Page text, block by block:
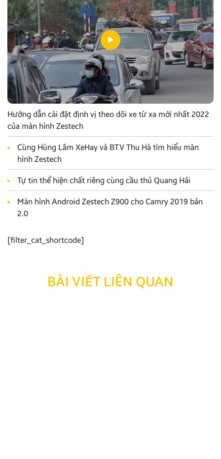
Hướng dẫn cài đặt định vị theo dõi xe từ xa mới nhất 2022
của màn hình Zestech
Cùng Hùng Lâm XeHay và BTV Thu Hà tìm hiểu màn
hình Zestech
Tự tin thể hiện chất riêng cùng cầu thủ Quang Hải
Màn hình Android Zestech Z900 cho Camry 2019 bản
2.0
[filter_cat_shortcode]
BÀI VIẾT LIÊN QUAN